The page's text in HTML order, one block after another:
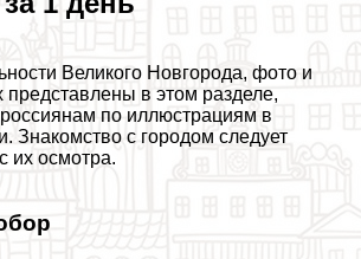
Великого Новгорода, фото и
представлены в этом разделе,
по иллюстрациям в
Знакомство с городом следует
их осмотра.